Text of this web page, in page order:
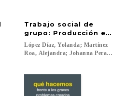
Trabajo social de
grupo: Producción
López Díaz, Yolanda; Martínez
Roa, Alejandra; Johanna Peralta,